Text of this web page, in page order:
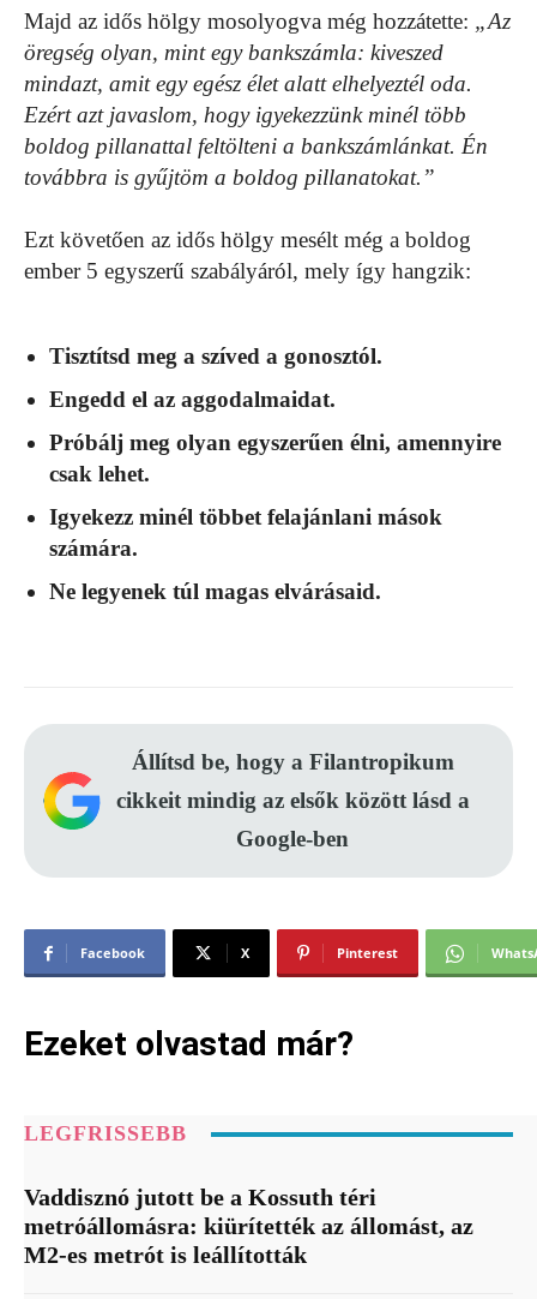
Majd az idős hölgy mosolyogva még hozzátette: „Az
öregség olyan, mint egy bankszámla: kiveszed
mindazt, amit egy egész élet alatt elhelyeztél oda.
Ezért azt javaslom, hogy igyekezzünk minél több
boldog pillanattal feltölteni a bankszámlánkat. Én
továbbra is gyűjtöm a boldog pillanatokat.”
Ezt követően az idős hölgy mesélt még a boldog
ember 5 egyszerű szabályáról, mely így hangzik:
Tisztítsd meg a szíved a gonosztól.
Engedd el az aggodalmaidat.
Próbálj meg olyan egyszerűen élni, amennyire
csak lehet.
Igyekezz minél többet felajánlani mások
számára.
Ne legyenek túl magas elvárásaid.
Állítsd be, hogy a Filantropikum
cikkeit mindig az elsők között lásd a
Google-ben
Facebook X Pinterest
Ezeket olvastad már?
LEGFRISSEBB
Vaddisznó jutott be a Kossuth téri
metróállomásra: kiürítették az állomást, az
M2-es metrót is leállították